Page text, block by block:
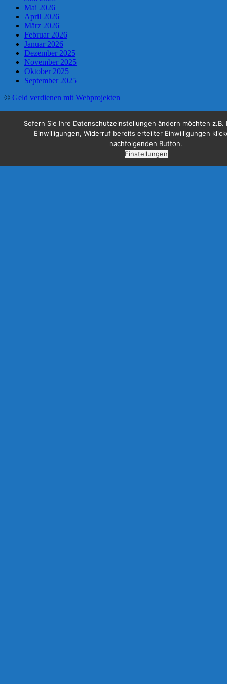
Mai 2026
April 2026
März 2026
Februar 2026
Januar 2026
Dezember 2025
November 2025
Oktober 2025
September 2025
© Geld verdienen mit Webprojekten
Sofern Sie Ihre Datenschutzeinstellungen ändern möchten z.B.
Einwilligungen, Widerruf bereits erteilter Einwilligungen
nachfolgenden Button.
Einstellungen